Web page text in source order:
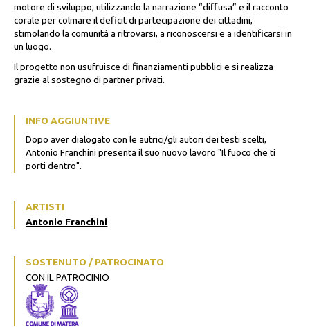
motore di sviluppo, utilizzando la narrazione “diffusa” e il racconto
corale per colmare il deficit di partecipazione dei cittadini,
stimolando la comunità a ritrovarsi, a riconoscersi e a identificarsi in
un luogo.
Il progetto non usufruisce di finanziamenti pubblici e si realizza
grazie al sostegno di partner privati.
INFO AGGIUNTIVE
Dopo aver dialogato con le autrici/gli autori dei testi scelti,
Antonio Franchini presenta il suo nuovo lavoro "Il fuoco che ti
porti dentro".
ARTISTI
Antonio Franchini
SOSTENUTO / PATROCINATO
CON IL PATROCINIO